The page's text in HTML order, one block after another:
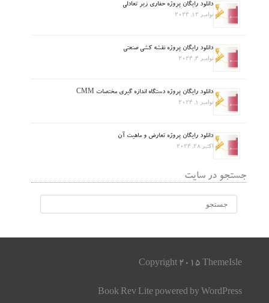
دانلود رایگان پروژه حفاری زیر تعادلی
نوامبر 12, 2024
دانلود رایگان پروژه نقشه کشی صنعتی
نوامبر 4, 2024
دانلود رایگان پروژه دستگاه اندازه گیری مختصات CMM
نوامبر 1, 2024
دانلود رایگان پروژه تعارض و ماهیت آن
اکتبر 28, 2024
جستجو در سایت
Copyright 2015 ThemeIsle
Book Rev Lite powered by WordPress